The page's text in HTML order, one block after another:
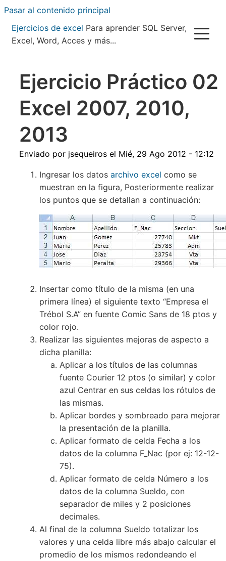
Pasar al contenido principal
Ejercicios de excel Para aprender SQL Server,
Excel, Word, Acces y más...
Ejercicio Práctico 02
Excel 2007, 2010,
2013
Enviado por jsequeiros el Mié, 29 Ago 2012 - 12:12
Ingresar los datos archivo excel como se
muestran en la figura, Posteriormente realizar
los puntos que se detallan a continuación:
Insertar como título de la misma (en una
primera línea) el siguiente texto “Empresa el
Trébol S.A” en fuente Comic Sans de 18 ptos y
color rojo.
Realizar las siguientes mejoras de aspecto a
dicha planilla:
Aplicar a los títulos de las columnas
fuente Courier 12 ptos (o similar) y color
azul Centrar en sus celdas los rótulos de
las mismas.
Aplicar bordes y sombreado para mejorar
la presentación de la planilla.
Aplicar formato de celda Fecha a los
datos de la columna F_Nac (por ej: 12-12-
75).
Aplicar formato de celda Número a los
datos de la columna Sueldo, con
separador de miles y 2 posiciones
decimales.
Al final de la columna Sueldo totalizar los
valores y una celda libre más abajo calcular el
promedio de los mismos redondeando el